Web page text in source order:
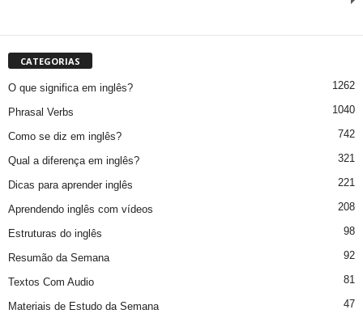
CATEGORIAS
O que significa em inglês? 1262
Phrasal Verbs 1040
Como se diz em inglês? 742
Qual a diferença em inglês? 321
Dicas para aprender inglês 221
Aprendendo inglês com vídeos 208
Estruturas do inglês 98
Resumão da Semana 92
Textos Com Audio 81
Materiais de Estudo da Semana 47